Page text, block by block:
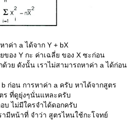
าค่า a ได้จาก Y + bX
ของ Y กะ ค่าเฉลี่ย ของ X ซะก่อน
วย ดังนั้น เราไม่สามารถหาค่า a ได้ก่อน
b ก่อน การหาค่า a ครับ หาได้จากสูตร
ร ที่ดูยุ่งๆนั่นแหละครับ
ไม่มีใครจำได้ดอกครับ
มีหน้าที่ จำว่า สูตรไหนใช้กะโจทย์